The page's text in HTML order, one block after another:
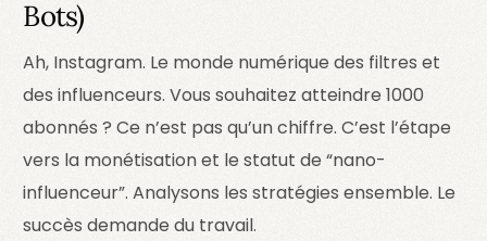
Bots)
Ah, Instagram. Le monde numérique des filtres et
des influenceurs. Vous souhaitez atteindre 1000
abonnés ? Ce n’est pas qu’un chiffre. C’est l’étape
vers la monétisation et le statut de “nano-
influenceur”. Analysons les stratégies ensemble. Le
succès demande du travail.